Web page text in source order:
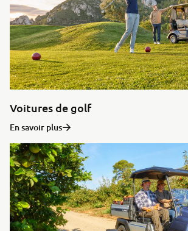
Voitures de golf
En savoir plus